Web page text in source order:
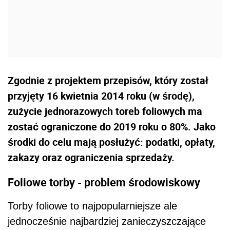
Zgodnie z projektem przepisów, który został
przyjęty 16 kwietnia 2014 roku (w środę),
zużycie jednorazowych toreb foliowych ma
zostać ograniczone do 2019 roku o 80%. Jako
środki do celu mają posłużyć: podatki, opłaty,
zakazy oraz ograniczenia sprzedaży.
Foliowe torby - problem środowiskowy
Torby foliowe to najpopularniejsze ale
jednocześnie najbardziej zanieczyszczające